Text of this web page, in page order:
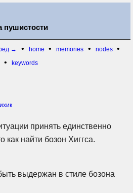
пушистости
→ • home • memories • nodes •
• keywords
принять единственно
найти бозон Хиггса.
выдержан в стиле бозона